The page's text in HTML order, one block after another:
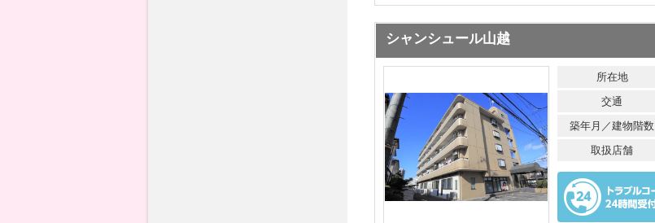
シャンシュール山越
所在地
交通
築年月／建物階数
取扱店舗